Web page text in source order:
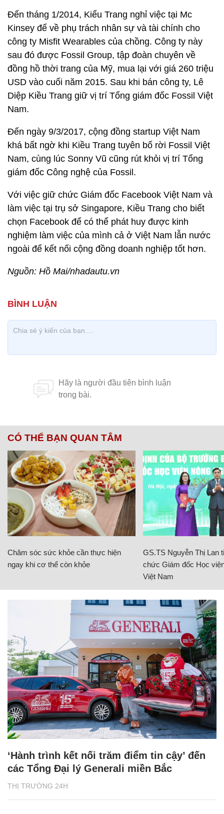
Đến tháng 1/2014, Kiểu Trang nghỉ việc tại Mc
Kinsey để về phụ trách nhân sự và tài chính cho
công ty Misfit Wearables của chồng. Công ty này
sau đó được Fossil Group, tập đoàn chuyên về
đồng hồ thời trang của Mỹ, mua lại với giá 260 triệu
USD vào cuối năm 2015. Sau khi bán công ty, Lê
Diệp Kiều Trang giữ vị trí Tổng giám đốc Fossil Việt
Nam.
Đến ngày 9/3/2017, cộng đồng startup Việt Nam
khá bất ngờ khi Kiều Trang tuyên bố rời Fossil Việt
Nam, cùng lúc Sonny Vũ cũng rút khỏi vị trí Tổng
giám đốc Công nghệ của Fossil.
Với việc giữ chức Giám đốc Facebook Việt Nam và
làm việc tại trụ sở Singapore, Kiều Trang cho biết
chọn Facebook để có thể phát huy được kinh
nghiệm làm việc của mình cả ở Việt Nam lẫn nước
ngoài để kết nối cộng đồng doanh nghiệp tốt hơn.
Nguồn: Hồ Mai/nhadautu.vn
CÓ THỂ BẠN QUAN TÂM
Chăm sóc sức khỏe cần thực hiện
ngay khi cơ thể còn khỏe
GS.TS Nguyễn Thị Lan
chức Giám đốc Học
Việt Nam
THỊ TRƯỜNG 24H
‘Hành trình kết nối trăm điểm tin cậy’ đến
các Tổng Đại lý Generali miền Bắc